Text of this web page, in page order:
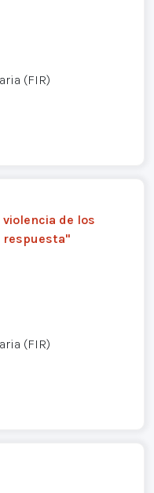
(FIR)
de los
respuesta"
(FIR)